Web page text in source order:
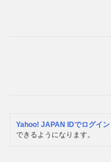
Yahoo! JAPAN IDでログイン
できるようになります。